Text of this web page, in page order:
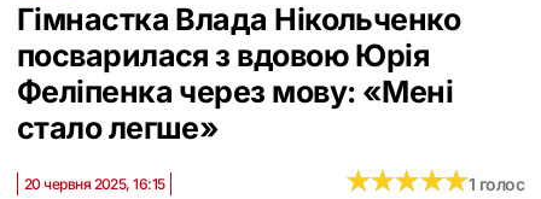
Гімнастка Влада Нікольченко
посварилася з вдовою Юрія
Феліпенка через мову: «Мені
стало легше»
20 червня 2025, 16:15 ★★★★★
★★★★★1 голос